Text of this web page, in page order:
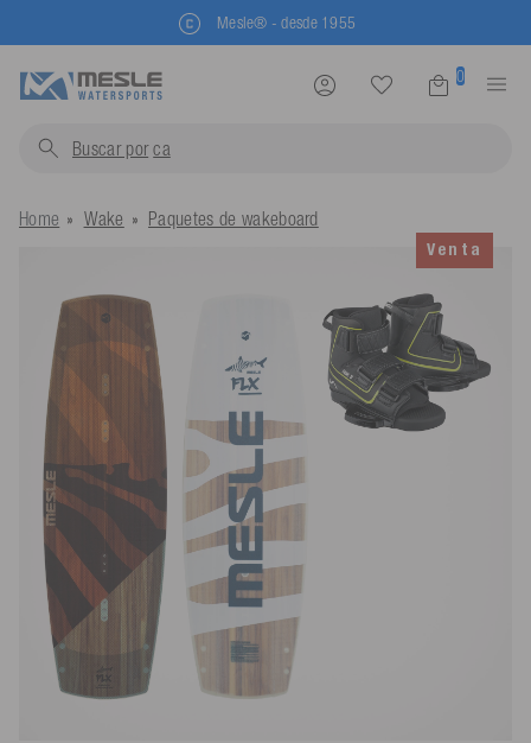
Mesle® - desde 1955
0
Buscar por chale
Home Wake Paquetes de wakeboard
Venta